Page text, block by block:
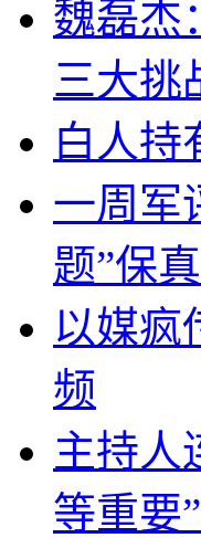
魏磊杰
三大挑
白人持
一周军
题”保
以媒疯
频
主持人
等重要